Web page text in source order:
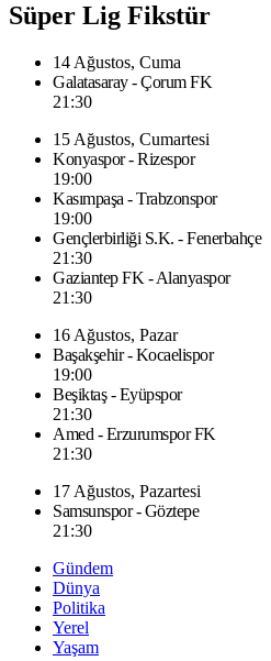
Süper Lig Fikstür
14 Ağustos, Cuma
Galatasaray - Çorum FK
21:30
15 Ağustos, Cumartesi
Konyaspor - Rizespor
19:00
Kasımpaşa - Trabzonspor
19:00
Gençlerbirliği S.K. - Fenerbahçe
21:30
Gaziantep FK - Alanyaspor
21:30
16 Ağustos, Pazar
Başakşehir - Kocaelispor
19:00
Beşiktaş - Eyüpspor
21:30
Amed - Erzurumspor FK
21:30
17 Ağustos, Pazartesi
Samsunspor - Göztepe
21:30
Gündem
Dünya
Politika
Yerel
Yaşam